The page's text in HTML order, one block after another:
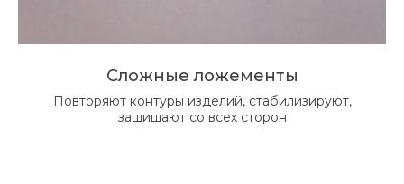
Сложные ложементы
Повторяют контуры изделий, стабилизируют,
защищают со всех сторон